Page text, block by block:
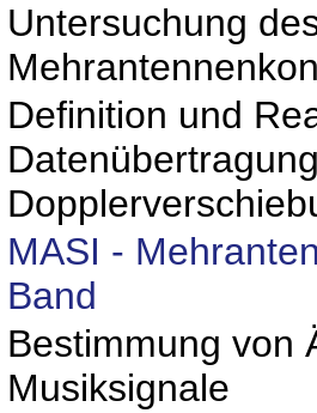
Untersuchung
Definition und
MASI -
Band
Bestimmung von
Musiksignale